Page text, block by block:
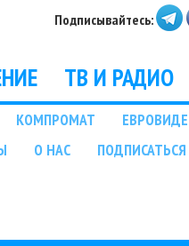
Подписывайтесь:
ТВ И РАДИО
КОМПРОМАТ
О НАС ПОДПИСАТЬСЯ